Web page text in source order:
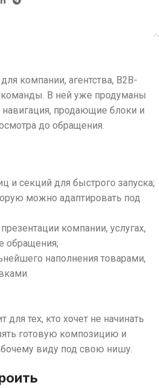
компании, агентства, B2B-
команды. В ней уже продуманы
навигация, продающие блоки и
до обращения.
и секций для быстрого запуска;
можно адаптировать под
компании, услугах,
обращения;
наполнения товарами,
для тех, кто хочет не начинать
готовую композицию и
виду под свою нишу.